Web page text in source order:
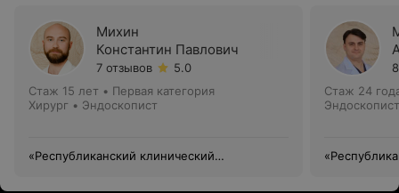
Михин
Константин Павлович
7 отзывов
5.0
Стаж 15 лет • Первая категория
Хирург • Эндоскопист
«Республиканский клинический
Стаж 24
Эндоскопист